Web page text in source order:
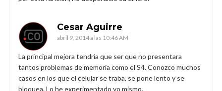
Cesar Aguirre
abril 9, 2014 a las 10:46 AM
La principal mejora tendría que ser que no presentara
tantos problemas de memoria como el S4. Conozco muchos
casos en los que el celular se traba, se pone lento y se
bloquea. Lo he experimentado yo mismo.